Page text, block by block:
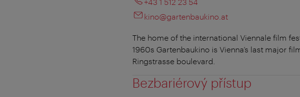
+43 1 512 23 54
kino@gartenbaukino.at
The home of the international Viennale film
1960s Gartenbaukino is Vienna’s last major
Ringstrasse boulevard.
Bezbariérový přístup